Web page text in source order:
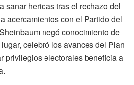
sanar heridas tras el rechazo del
acercamientos con el Partido del
negó conocimiento de
celebró los avances del Plan
privilegios electorales beneficia a